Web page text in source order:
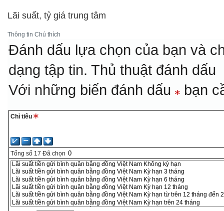
Lãi suất, tỷ giá trung tâm
Thông tin Chú thích
Đánh dấu lựa chọn của bạn và
dạng tập tin.Thủ thuật đánh dấu
Với những biến đánh dấu bạn
Chỉ tiêu
Tổng số 17 Đã chọn